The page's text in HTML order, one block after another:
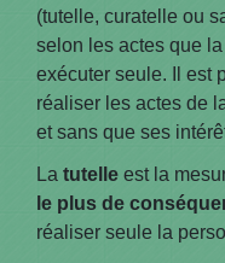
(tutelle, curatelle ou
selon les actes que
exécuter seule. Il est
réaliser les actes de
et sans que ses
La tutelle est la
le plus de
réaliser seule la